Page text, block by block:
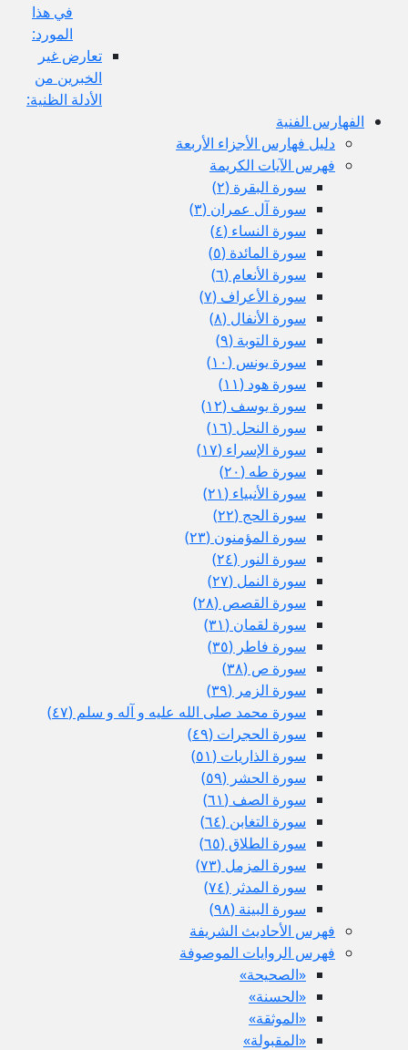
في هذا
المورد:
تعارض غير
الخبرين من
الأدلة الظنية:
الفهارس الفنية
دليل فهارس الأجزاء الأربعة
فهرس الآيات الكريمة
سورة البقرة (٢)
سورة آل عمران (٣)
سورة النساء (٤)
سورة المائدة (٥)
سورة الأنعام (٦)
سورة الأعراف (٧)
سورة الأنفال (٨)
سورة التوبة (٩)
سورة يونس (١٠)
سورة هود (١١)
سورة يوسف (١٢)
سورة النحل (١٦)
سورة الإسراء (١٧)
سورة طه (٢٠)
سورة الأنبياء (٢١)
سورة الحج (٢٢)
سورة المؤمنون (٢٣)
سورة النور (٢٤)
سورة النمل (٢٧)
سورة القصص (٢٨)
سورة لقمان (٣١)
سورة فاطر (٣٥)
سورة ص (٣٨)
سورة الزمر (٣٩)
سورة محمد صلى الله عليه و آله و سلم (٤٧)
سورة الحجرات (٤٩)
سورة الذاريات (٥١)
سورة الحشر (٥٩)
سورة الصف (٦١)
سورة التغابن (٦٤)
سورة الطلاق (٦٥)
سورة المزمل (٧٣)
سورة المدثر (٧٤)
سورة البينة (٩٨)
فهرس الأحاديث الشريفة
فهرس الروايات الموصوفة
«الصحيحة»
«الحسنة»
«الموثقة»
«المقبولة»